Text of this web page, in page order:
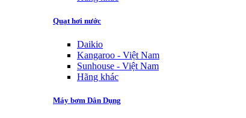
Quạt hơi nước
Daikio
Kangaroo - Việt Nam
Sunhouse - Việt Nam
Hãng khác
Máy bơm Dân Dụng